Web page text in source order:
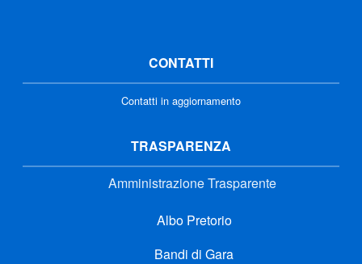
CONTATTI
Contatti in aggiornamento
TRASPARENZA
Amministrazione Trasparente
Albo Pretorio
Bandi di Gara